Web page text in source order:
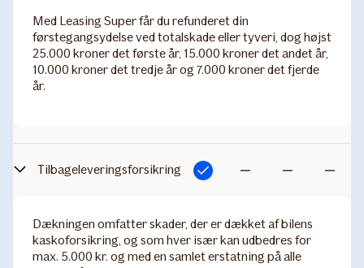
Med Leasing Super får du refunderet din
førstegangsydelse ved totalskade eller tyveri, dog højst
25.000 kroner det første år, 15.000 kroner det andet år,
10.000 kroner det tredje år og 7.000 kroner det fjerde
år.
Tilbag​eleveringsforsikring
Inkluderet
Dækningen omfatter skader, der er dækket af bilens
kaskoforsikring, og som hver især kan udbedres for
max. 5.000 kr. og med en samlet erstatning på alle